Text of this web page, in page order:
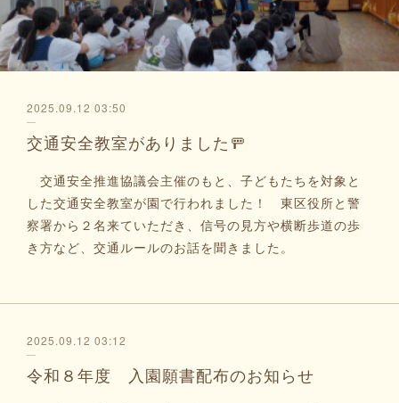
2025.09.12 03:50
交通安全教室がありました🚥
交通安全推進協議会主催のもと、子どもたちを対象と
した交通安全教室が園で行われました！ 東区役所と警
察署から２名来ていただき、信号の見方や横断歩道の歩
き方など、交通ルールのお話を聞きました。
2025.09.12 03:12
令和８年度 入園願書配布のお知らせ